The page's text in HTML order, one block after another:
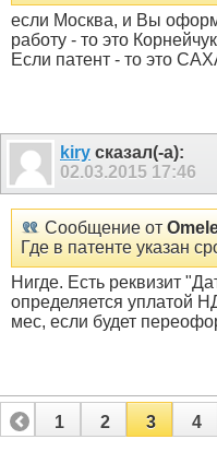
если Москва, и Вы
работу - то это
Если патент - то это
kiry сказал(-а):
02.03.2015 17:46
Сообщение от
Где в патенте указан
Нигде. Есть реквизит
определяется уплатой
мес, если будет
1 2 3 4